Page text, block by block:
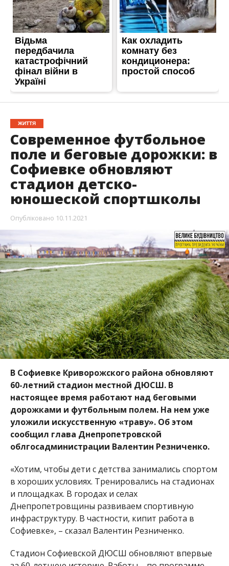
ЖИТТЯ
Современное футбольное
поле и беговые дорожки: в
Софиевке обновляют
стадион детско-
юношеской спортшколы
Опубліковано 10.11.2021
В Софиевке Криворожского района обновляют
60-летний стадион местной ДЮСШ. В
настоящее время работают над беговыми
дорожками и футбольным полем. На нем уже
уложили искусственную «траву». Об этом
сообщил глава Днепропетровской
облгосадминистрации Валентин Резниченко.
«Хотим, чтобы дети с детства занимались спортом
в хороших условиях. Тренировались на стадионах
и площадках. В городах и селах
Днепропетровщины развиваем спортивную
инфраструктуру. В частности, кипит работа в
Софиевке», – сказал Валентин Резниченко.
Стадион Софиевской ДЮСШ обновляют впервые